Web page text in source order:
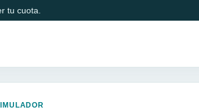
tu cuota.